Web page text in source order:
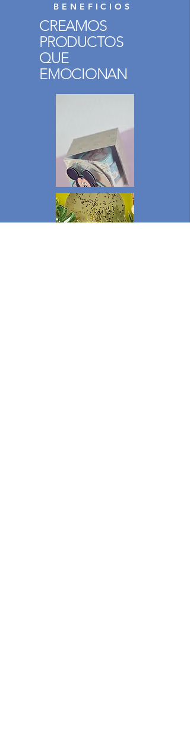
Precios especiales en lanzamientos
seleccionados
Acceso biblioteca videos explicativos.
Actualizadotrimestral
BENEFICIOS
CREAMOS
PRODUCTOS
QUE
EMOCIONAN